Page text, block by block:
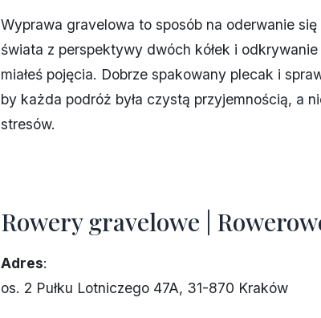
Wyprawa gravelowa to sposób na oderwanie
świata z perspektywy dwóch kółek i
miałeś pojęcia. Dobrze spakowany plecak i
by każda podróż była czystą przyjemnością, a
stresów.
Rowery gravelowe |
Adres:
os. 2 Pułku Lotniczego 47A, 31-870 Kraków